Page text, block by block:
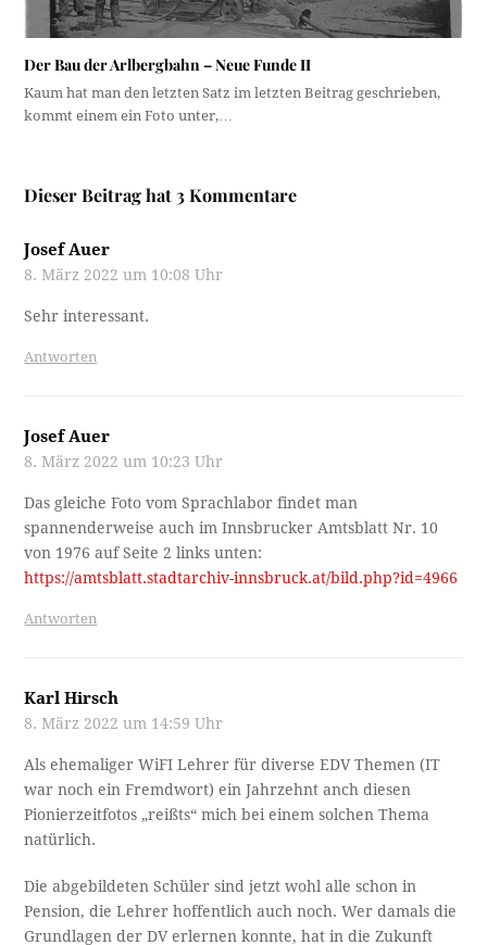
Der Bau der Arlbergbahn – Neue Funde II
Kaum hat man den letzten Satz im letzten Beitrag geschrieben,
kommt einem ein Foto unter,…
Dieser Beitrag hat 3 Kommentare
Josef Auer
8. März 2022 um 10:08 Uhr
Sehr interessant.
Antworten
Josef Auer
8. März 2022 um 10:23 Uhr
Das gleiche Foto vom Sprachlabor findet man
spannenderweise auch im Innsbrucker Amtsblatt Nr. 10
von 1976 auf Seite 2 links unten:
https://amtsblatt.stadtarchiv-innsbruck.at/bild.php?id=4966
Antworten
Karl Hirsch
8. März 2022 um 14:59 Uhr
Als ehemaliger WiFI Lehrer für diverse EDV Themen (IT
war noch ein Fremdwort) ein Jahrzehnt anch diesen
Pionierzeitfotos „reißts“ mich bei einem solchen Thema
natürlich.
Die abgebildeten Schüler sind jetzt wohl alle schon in
Pension, die Lehrer hoffentlich auch noch. Wer damals die
Grundlagen der DV erlernen konnte, hat in die Zukunft